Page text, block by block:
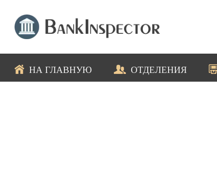
НА ГЛАВНУЮ ОТДЕЛЕНИЯ